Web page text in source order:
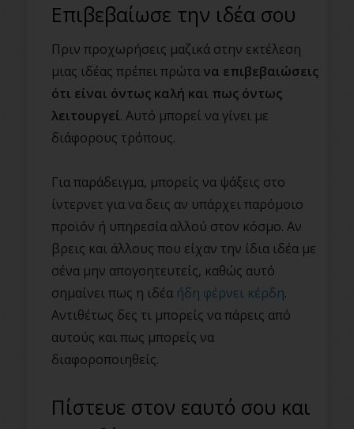
Επιβεβαίωσε την ιδέα σου
Πριν προχωρήσεις μαζικά στην εκτέλεση
μιας ιδέας πρέπει πρώτα να επιβεβαιώσεις
ότι είναι όντως καλή και πως όντως
λειτουργεί. Αυτό μπορεί να γίνει με
διάφορους τρόπους.
Για παράδειγμα, μπορείς να ψάξεις στο
ίντερνετ για να δεις αν υπάρχει παρόμοιο
προϊόν ή υπηρεσία αλλού στον κόσμο. Αν
βρεις και άλλους που είχαν την ίδια ιδέα με
σένα μην απογοητευτείς, καθώς αυτό
σημαίνει πως η ιδέα ήδη φέρνει κέρδη.
Αντιθέτως δες τι μπορείς να πάρεις από
αυτούς και πως μπορείς να
διαφοροποιηθείς.
Πίστευε στον εαυτό σου και